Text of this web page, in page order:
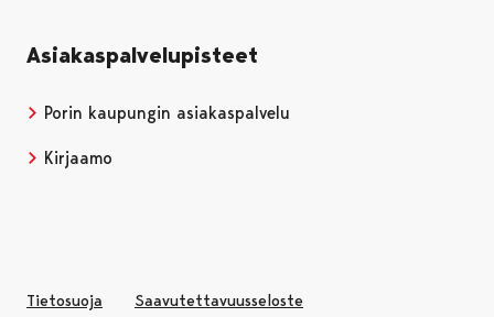
Asiakaspalvelupisteet
Porin kaupungin asiakaspalvelu
Kirjaamo
Tietosuoja Saavutettavuusseloste